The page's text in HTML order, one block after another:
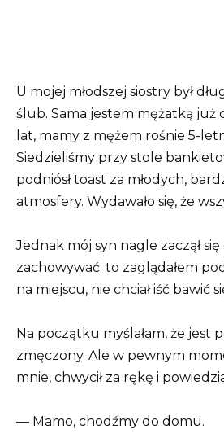
U mojej młodszej siostry był
ślub. Sama jestem mężatką już
lat, mamy z mężem rośnie 5-
Siedzieliśmy przy stole
podniósł toast za młodych,
atmosfery. Wydawało się, że
Jednak mój syn nagle zaczął
zachowywać: to zaglądałem
na miejscu, nie chciał iść bawić
Na początku myślałam, że jest
zmęczony. Ale w pewnym
mnie, chwycił za rękę i
— Mamo, chodźmy do domu.